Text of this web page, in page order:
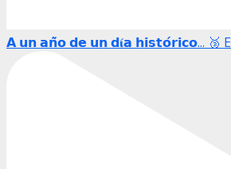
𝗔 𝘂𝗻 𝗮𝗻̃𝗼 𝗱𝗲 𝘂𝗻 𝗱𝛊́𝗮 𝗵𝗶𝘀𝘁𝗼́𝗿𝗶𝗰𝗼... 🥉